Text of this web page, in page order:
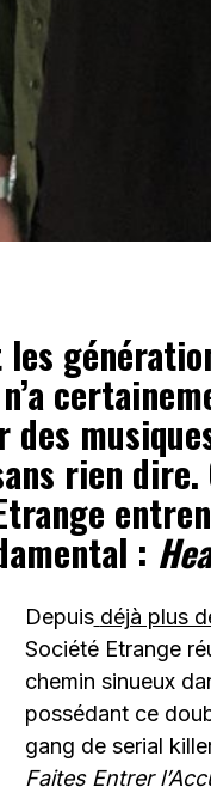
des
rien dire.
:
Depuis déjà plus
Société Etrange
chemin sinueux
possédant ce
gang de serial
Faites Entrer